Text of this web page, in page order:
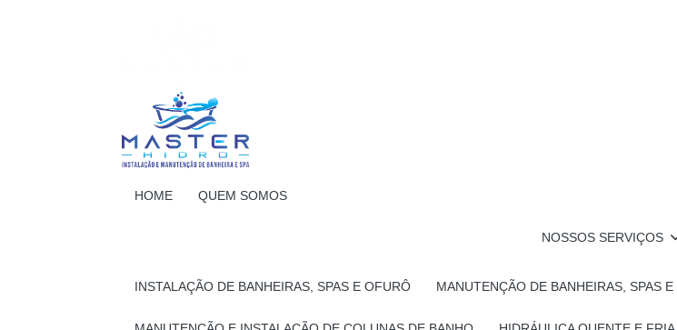
HOME QUEM SOMOS
NOSSOS SERVIÇOS
INSTALAÇÃO DE BANHEIRAS, SPAS E OFURÔ MANUTENÇÃO DE BANHEIRAS, SPAS